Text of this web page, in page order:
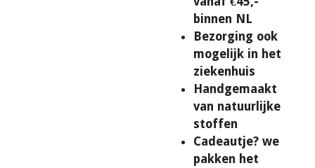
binnen NL
Bezorging ook
mogelijk in het
ziekenhuis
Handgemaakt
van natuurlijke
stoffen
Cadeautje? we
pakken het